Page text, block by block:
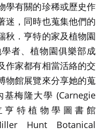
學有關的珍稀或歷史作
迷，同時也蒐集他們的
秋．亨特的家及植物園
者、植物園俱樂部成
作家都有相當活絡的交
物館展覽來分享她的蒐
梅隆大學 (Carnegie
亨特植物學圖書館
Hunt Botanical